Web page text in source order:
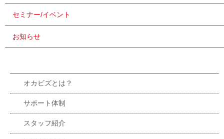
セミナー/イベント
お知らせ
オカビズとは？
サポート体制
スタッフ紹介